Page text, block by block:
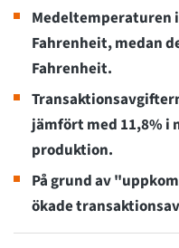
Medeltemperaturen
Fahrenheit, medan
Fahrenheit.
jämfört med 11,8% i
produktion.
På grund av
ökade